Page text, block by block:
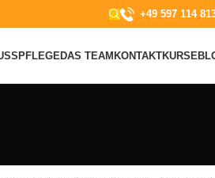
+49 597 114
DAS TEAMKONTAKTKURSE